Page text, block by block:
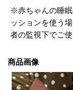
※赤ちゃんの睡
ッションを使う
者の監視下でご使
商品画像